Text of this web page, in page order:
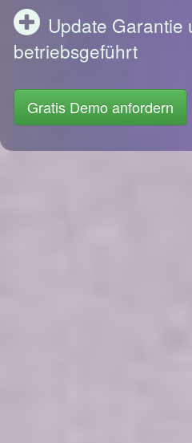
Update Garantie
betriebsgeführt
Gratis Demo anfordern